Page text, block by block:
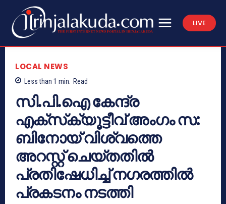
LIVE
LOCAL NEWS
Less than 1 min. Read
സി.പി.ഐ കേന്ദ്ര
എക്‌സ്‌ക്യൂട്ടീവ് അംഗം സ:
ബിനോയ് വിശ്വത്തെ
അറസ്റ്റ് ചെയ്തതില്‍
പ്രതിഷേധിച്ച് നഗരത്തില്‍
പ്രകടനം നടത്തി